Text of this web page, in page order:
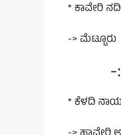
* ಕಾವೇರಿ
-> ಮೆಟ್ಟೂರು
-:
* ಕೆಳದಿ